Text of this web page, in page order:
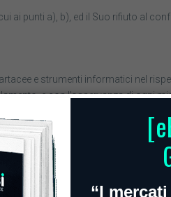
ai punti a), b), ed il Suo rifiuto al
e strumenti informatici nel
e con l’osservanza di ogni
ricevuti da società di
finalità sopra indicate, ai